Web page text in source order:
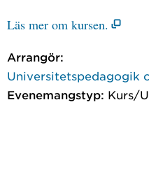
Läs mer om kursen.
Arrangör:
Universitetspedagogik
Evenemangstyp: Kurs/